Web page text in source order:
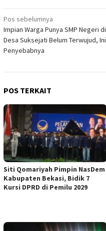
Navigasi
pos
Pos sebelumnya
Impian Warga Punya SMP Negeri di
Desa Suksejati Belum Terwujud, Ini
Penyebabnya
POS TERKAIT
Siti Qomariyah Pimpin NasDem
Kabupaten Bekasi, Bidik 7
Kursi DPRD di Pemilu 2029